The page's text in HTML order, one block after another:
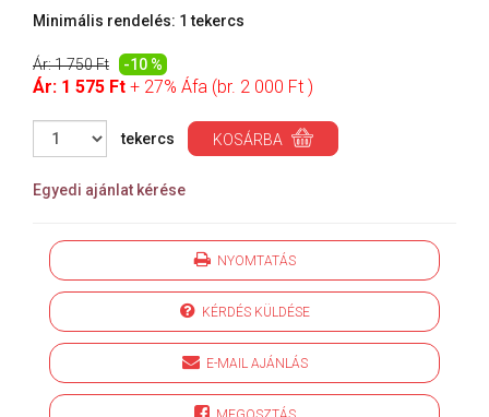
Minimális rendelés: 1 tekercs
Ár: 1 750 Ft -10 %
Ár: 1 575 Ft + 27% Áfa (br. 2 000 Ft )
tekercs KOSÁRBA
Egyedi ajánlat kérése
NYOMTATÁS
KÉRDÉS KÜLDÉSE
E-MAIL AJÁNLÁS